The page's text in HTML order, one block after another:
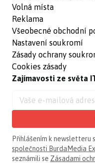
Volná místa
Reklama
Všeobecné obchodní
Nastavení soukromí
Zásady ochrany
Cookies zásady
Zajímavosti ze světa
Přihlášením k newsletteru
společnosti BurdaMedia
seznámili se Zásadami